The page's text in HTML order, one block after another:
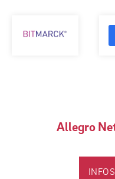
Allegro